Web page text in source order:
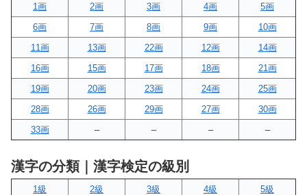
1画 2画 3画 4画
5画
6画
7画 8画 9画
10画
11画
13画 22画 12画
14画
16画
15画 17画 18画
21画
19画
20画 23画 24画
25画
28画
26画 29画 27画
30画
33画
– – – –
漢字の分類｜漢字検定の級別
1級 2級 3級 4級
5級